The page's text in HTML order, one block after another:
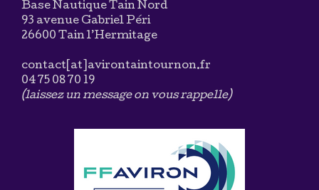
Base Nautique Tain Nord
93 avenue Gabriel Péri
26600 Tain l’Hermitage
contact[at]avirontaintournon.fr
04 75 08 70 19
(laissez un message on vous rappelle)